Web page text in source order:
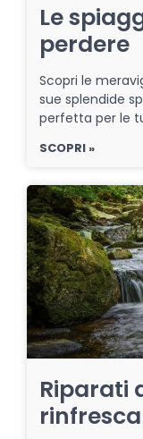
Le
perdere
Scopri le
sue splendide
perfetta per le
SCOPRI »
Riparati